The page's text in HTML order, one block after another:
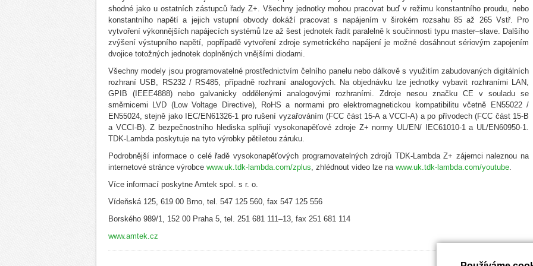
shodné jako u ostatních zástupců řady Z+. Všechny jednotky mohou pracovat buď v režimu konstantního proudu, nebo
konstantního napětí a jejich vstupní obvody dokáží pracovat s napájením v širokém rozsahu 85 až 265 Vstř. Pro
vytvoření výkonnějších napájecích systémů lze až šest jednotek řadit paralelně k součinnosti typu master–slave. Dalšího
zvýšení výstupního napětí, popřípadě vytvoření zdroje symetrického napájení je možné dosáhnout sériovým zapojením
dvojice totožných jednotek doplněných vnějšími diodami.
Všechny modely jsou programovatelné prostřednictvím čelního panelu nebo dálkově s využitím zabudovaných digitálních
rozhraní USB, RS232 / RS485, případně rozhraní analogových. Na objednávku lze jednotky vybavit rozhraními LAN,
GPIB (IEEE4888) nebo galvanicky oddělenými analogovými rozhraními. Zdroje nesou značku CE v souladu se
směrnicemi LVD (Low Voltage Directive), RoHS a normami pro elektromagnetickou kompatibilitu včetně EN55022 /
EN55024, stejně jako IEC/EN61326-1 pro rušení vyzařováním (FCC část 15-A a VCCI-A) a po přívodech (FCC část 15-B
a VCCI-B). Z bezpečnostního hlediska splňují vysokonapěťové zdroje Z+ normy UL/EN/ IEC61010-1 a UL/EN60950-1.
TDK-Lambda poskytuje na tyto výrobky pětiletou záruku.
Podrobnější informace o celé řadě vysokonapěťových programovatelných zdrojů TDK-Lambda Z+ zájemci naleznou na
internetové stránce výrobce www.uk.tdk-lambda.com/zplus , zhlédnout video lze na www.uk.tdk-lambda.com/youtube
Více informací poskytne Amtek spol. s r. o.
Vídeňská 125, 619 00 Brno, tel. 547 125 560, fax 547 125 556
Borského 989/1, 152 00 Praha 5, tel. 251 681 111–13, fax 251 681 114
www.amtek.cz